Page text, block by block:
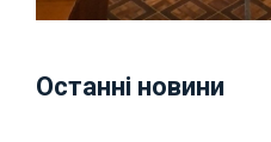
Останні новини